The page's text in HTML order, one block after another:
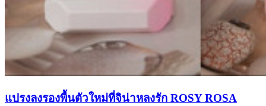
แปรงลงรองพื้นตัวใหม่ที่จิน่าหลงรัก ROSY ROSA